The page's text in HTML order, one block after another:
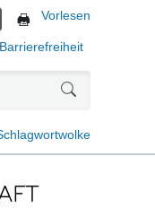
aktivieren
Vorlesen
Barrierefreiheit